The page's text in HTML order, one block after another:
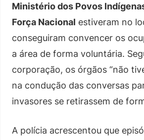
Ministério dos Povos
Força Nacional estiveram no
conseguiram convencer os
a área de forma voluntária.
corporação, os órgãos “não
na condução das conversas
invasores se retirassem de
A polícia acrescentou que